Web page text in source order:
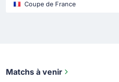
Coupe de France
Matchs à venir